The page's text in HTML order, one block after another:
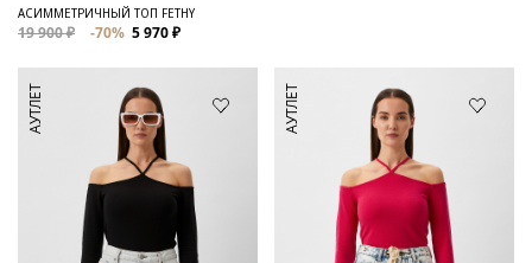
АСИММЕТРИЧНЫЙ ТОП FETHY
19 900 ₽ -70% 5 970 ₽
АУТЛЕТ АУТЛЕТ